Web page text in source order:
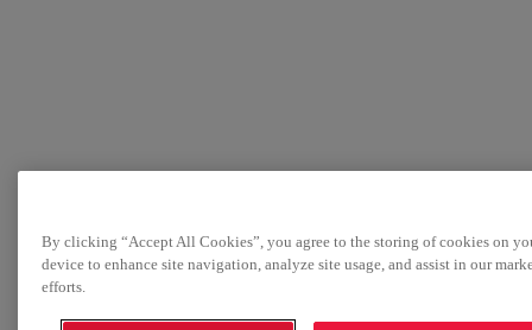
By clicking “Accept All Cookies”, you agree to the storing of cookies on
device to enhance site navigation, analyze site usage, and assist in our
efforts.